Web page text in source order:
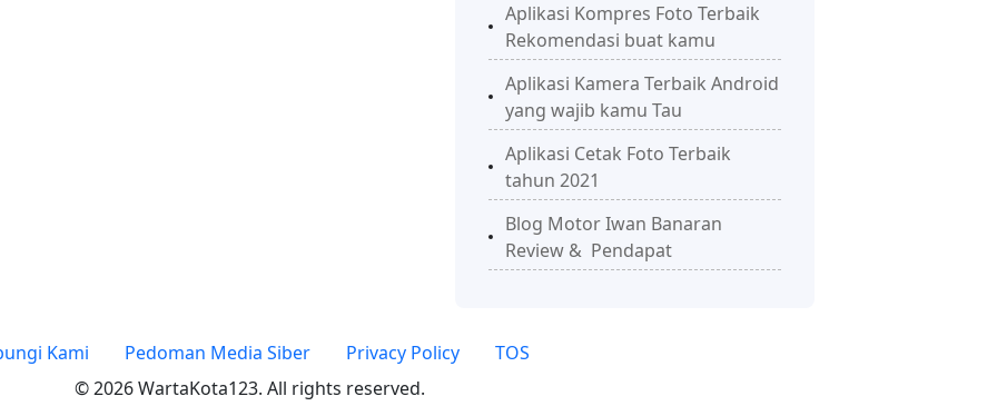
Aplikasi Kompres Foto Terbaik
Rekomendasi buat kamu
Aplikasi Kamera Terbaik Android
yang wajib kamu Tau
Aplikasi Cetak Foto Terbaik
tahun 2021
Blog Motor Iwan Banaran
Review & Pendapat
Kami Pedoman Media Siber Privacy Policy
TOS
© 2026 WartaKota123. All rights reserved.